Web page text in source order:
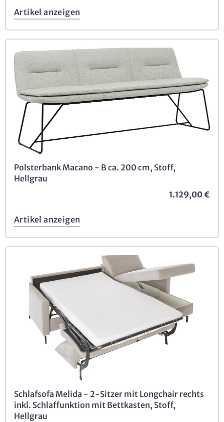
Artikel anzeigen
Polsterbank Macano - B ca. 200 cm, Stoff,
Hellgrau
1.129,00 €
Artikel anzeigen
Schlafsofa Melida - 2-Sitzer mit Longchair rechts
inkl. Schlaffunktion mit Bettkasten, Stoff,
Hellgrau